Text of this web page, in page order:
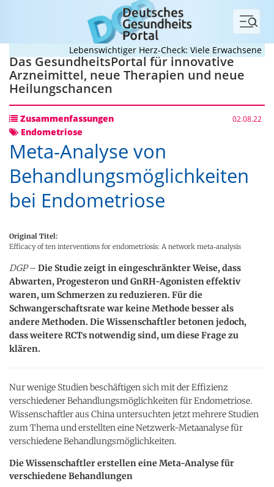
Menü
Lebenswichtiger Herz-Check: Viele Erwachsene mit
Das GesundheitsPortal für innovative
Arzneimittel, neue Therapien und neue
Heilungschancen
Zusammenfassungen 02.08.22
Endometriose
Meta-Analyse von
Behandlungsmöglichkeiten
bei Endometriose
Original Titel:
Efficacy of ten interventions for endometriosis: A network meta‐analysis
DGP– Die Studie zeigt in eingeschränkter Weise, dass
Abwarten, Progesteron und GnRH-Agonisten effektiv
waren, um Schmerzen zu reduzieren. Für die
Schwangerschaftsrate war keine Methode besser als
andere Methoden. Die Wissenschaftler betonen jedoch,
dass weitere RCTs notwendig sind, um diese Frage zu
klären.
Nur wenige Studien beschäftigen sich mit der Effizienz
verschiedener Behandlungsmöglichkeiten für Endometriose.
Wissenschaftler aus China untersuchten jetzt mehrere Studien
zum Thema und erstellten eine Netzwerk-Metaanalyse für
verschiedene Behandlungsmöglichkeiten.
Die Wissenschaftler erstellen eine Meta-Analyse für
verschiedene Behandlungen